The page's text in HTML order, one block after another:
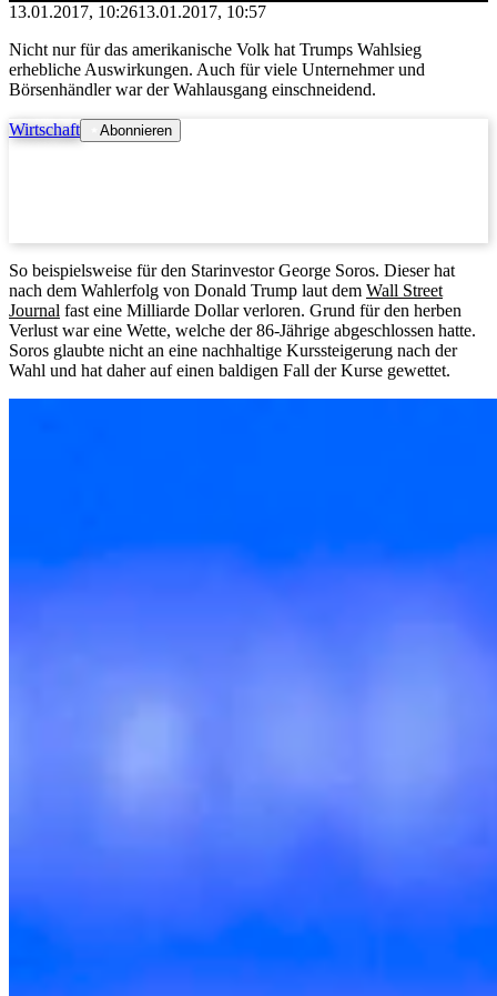
13.01.2017, 10:2613.01.2017, 10:57
Nicht nur für das amerikanische Volk hat Trumps Wahlsieg
erhebliche Auswirkungen. Auch für viele Unternehmer und
Börsenhändler war der Wahlausgang einschneidend.
Wirtschaft Abonnieren
So beispielsweise für den Starinvestor George Soros. Dieser hat
nach dem Wahlerfolg von Donald Trump laut dem Wall Street
Journal fast eine Milliarde Dollar verloren. Grund für den herben
Verlust war eine Wette, welche der 86-Jährige abgeschlossen hatte.
Soros glaubte nicht an eine nachhaltige Kurssteigerung nach der
Wahl und hat daher auf einen baldigen Fall der Kurse gewettet.